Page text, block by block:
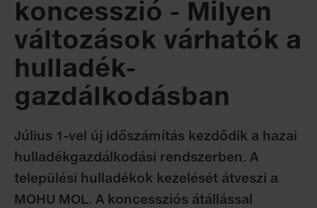
koncesszió - Milyen
változások várhatók a
hulladék­
gazdálkodásban
Július 1-vel új időszámítás kezdődik a hazai
hulladékgazdálkodási rendszerben. A
települési hulladékok kezelését átveszi a
MOHU MOL. A koncessziós átállással